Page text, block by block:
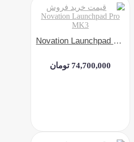
Novation Launchpad Pro MK3
74,700,000 تومان